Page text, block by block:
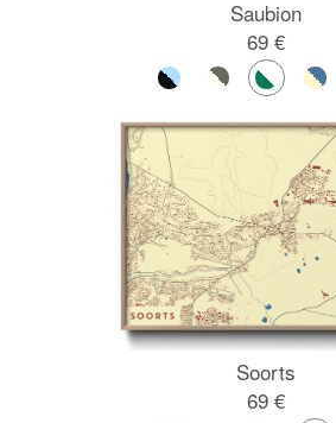
Saubion
69 €
Soorts
69 €